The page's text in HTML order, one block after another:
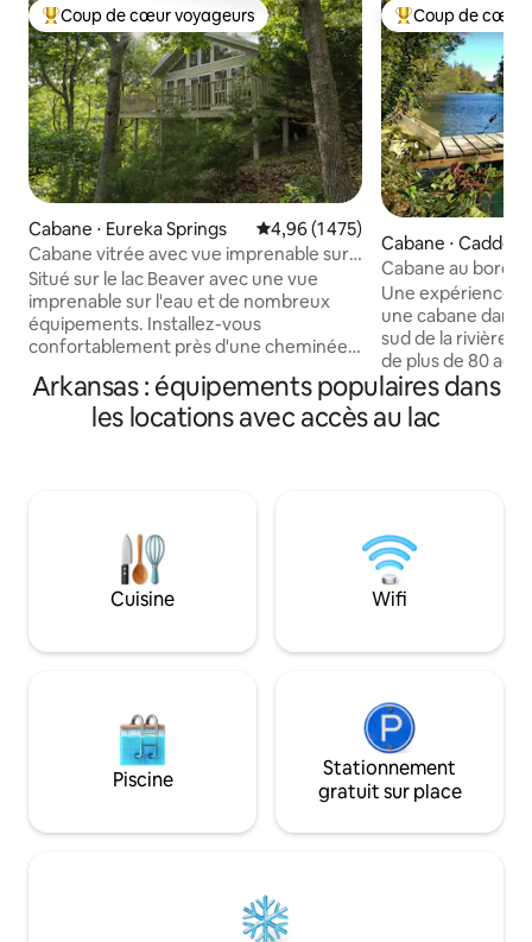
Coups de cœur voyageurs les plus appréciés
Coup de cœur voyageurs
Cabane ⋅ Eureka Springs Évaluation moyenne sur la base
4,96 (1 475)
Cabane vitrée avec vue imprenable sur
le lac
Situé sur le lac Beaver avec une vue
imprenable sur l'eau et de nombreux
équipements. Installez-vous
confortablement près d'une cheminée
jacuzzi pour deux (pas un bain à remous)
à la lumière des bougies, avec vue sur le
Profitez de la terrasse avec barbecue à
gaz et d'une cuisine complète
entièrement équipée en ustensiles et
compagnie : 75 $ pour le 1er chien ; 25 $
pour le 2e chien. 2 max. Pas de chats
Coups de cœur
Coup de cœur
Cabane ⋅ Caddo
Cabane au bord
Mountain -
Une expérience
une cabane dans
sud de la rivière Caddo.
de plus de 80
votre disposition
l'explorer seul,
maison ou
l'emplacement
lunes de miel, les
pour s'évader
sabbatique privé.
les couples sans
Arkansas : équipements populaires dans
les locations avec accès au lac
Cuisine Wifi
Piscine
Stationnement
gratuit sur place